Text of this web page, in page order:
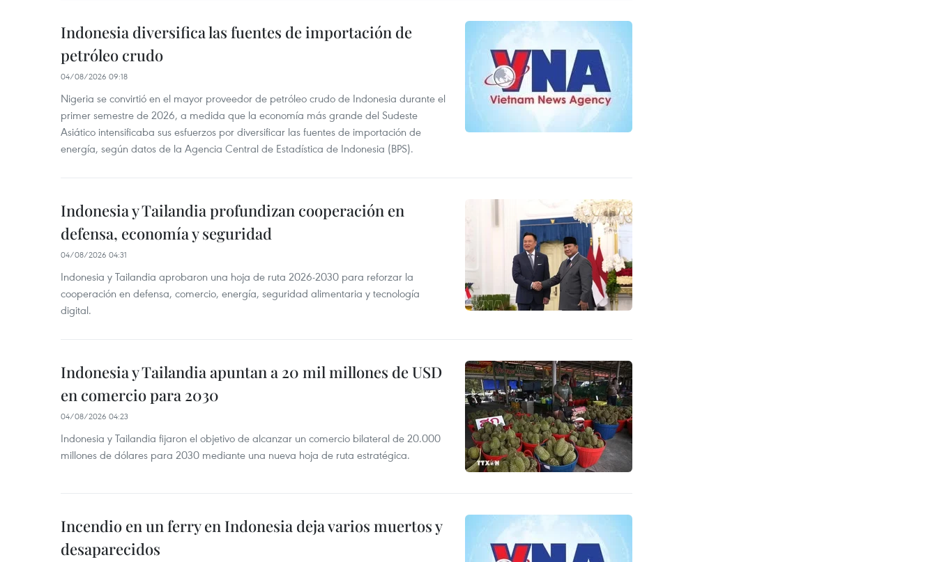
Indonesia diversifica las fuentes de importación de
petróleo crudo
04/08/2026 09:18
Nigeria se convirtió en el mayor proveedor de petróleo crudo de Indonesia durante el
primer semestre de 2026, a medida que la economía más grande del Sudeste
Asiático intensificaba sus esfuerzos por diversificar las fuentes de importación de
energía, según datos de la Agencia Central de Estadística de Indonesia (BPS).
Indonesia y Tailandia profundizan cooperación en
defensa, economía y seguridad
04/08/2026 04:31
Indonesia y Tailandia aprobaron una hoja de ruta 2026-2030 para reforzar la
cooperación en defensa, comercio, energía, seguridad alimentaria y tecnología
digital.
Indonesia y Tailandia apuntan a 20 mil millones de USD
en comercio para 2030
04/08/2026 04:23
Indonesia y Tailandia fijaron el objetivo de alcanzar un comercio bilateral de 20.000
millones de dólares para 2030 mediante una nueva hoja de ruta estratégica.
Incendio en un ferry en Indonesia deja varios muertos y
desaparecidos